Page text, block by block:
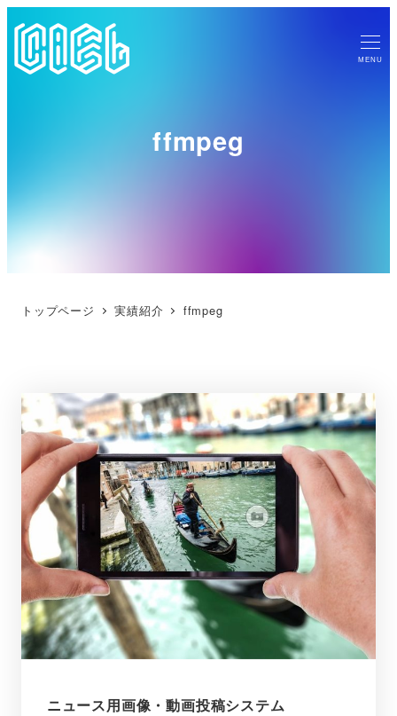
MENU
ffmpeg
トップページ 実績紹介 ffmpeg
ニュース用画像・動画投稿システム